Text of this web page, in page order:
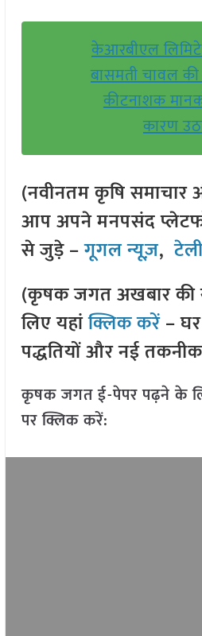
केआरबीएल
बासमती चावल की
कीटनाशक
कारण
(नवीनतम कृषि
आप अपने मनपसंद
से जुड़े –गूगल न्यूज़,
(कृषक जगत अखबार की
लिए यहांक्लिक करें–
पद्धतियों और नई
कृषक जगत ई-पेपर पढ़ने के
पर क्लिक करें: